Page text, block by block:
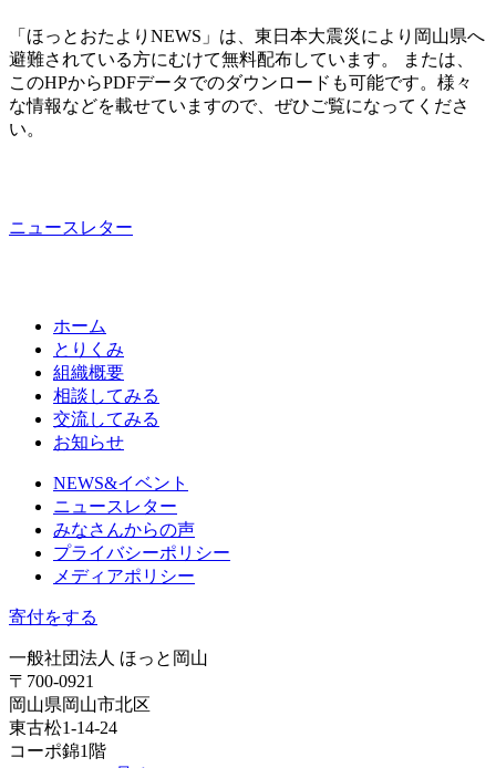
「ほっとおたよりNEWS」は、東日本大震災により岡山県へ
避難されている方にむけて無料配布しています。 または、
このHPからPDFデータでのダウンロードも可能です。様々
な情報などを載せていますので、ぜひご覧になってくださ
い。
ニュースレター
ホーム
とりくみ
組織概要
相談してみる
交流してみる
お知らせ
NEWS&イベント
ニュースレター
みなさんからの声
プライバシーポリシー
メディアポリシー
寄付をする
一般社団法人 ほっと岡山
〒700-0921
岡山県岡山市北区
東古松1-14-24
コーポ錦1階